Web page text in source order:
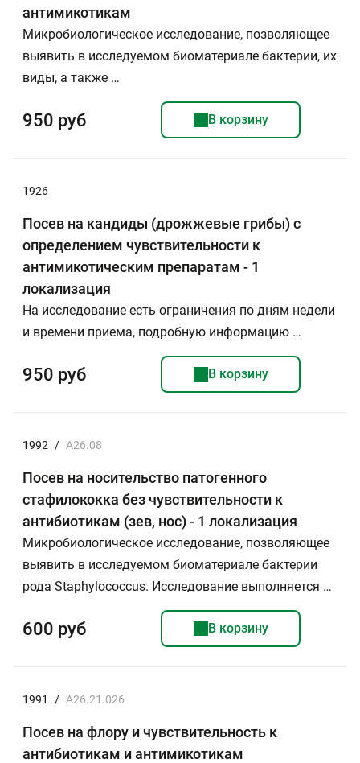
антимикотикам
Микробиологическое исследование, позволяющее
выявить в исследуемом биоматериале бактерии, их
виды, а также …
950 руб В корзину
1926
Посев на кандиды (дрожжевые грибы) с
определением чувствительности к
антимикотическим препаратам - 1
локализация
На исследование есть ограничения по дням недели
и времени приема, подробную информацию …
950 руб В корзину
1992 / А26.08
Посев на носительство патогенного
стафилококка без чувствительности к
антибиотикам (зев, нос) - 1 локализация
Микробиологическое исследование, позволяющее
выявить в исследуемом биоматериале бактерии
рода Staphylococcus. Исследование выполняется …
600 руб В корзину
1991 / A26.21.026
Посев на флору и чувствительность к
антибиотикам и антимикотикам